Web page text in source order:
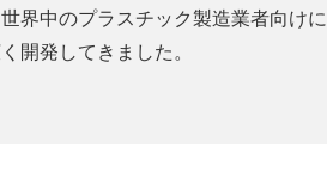
界中のプラスチック製造業者向け
開発してきました。